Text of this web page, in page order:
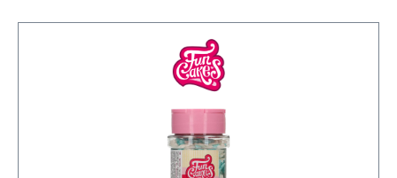
Desserts, Eis usw. erst kurz vor dem Servieren
dekorieren. Schokolade, Fondant, Zuckerguss usw.
vor dem Antrocknen dekorieren.